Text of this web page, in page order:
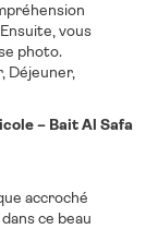
vous
photo.
Déjeuner,
– Bait Al Safa
accroché
ce beau